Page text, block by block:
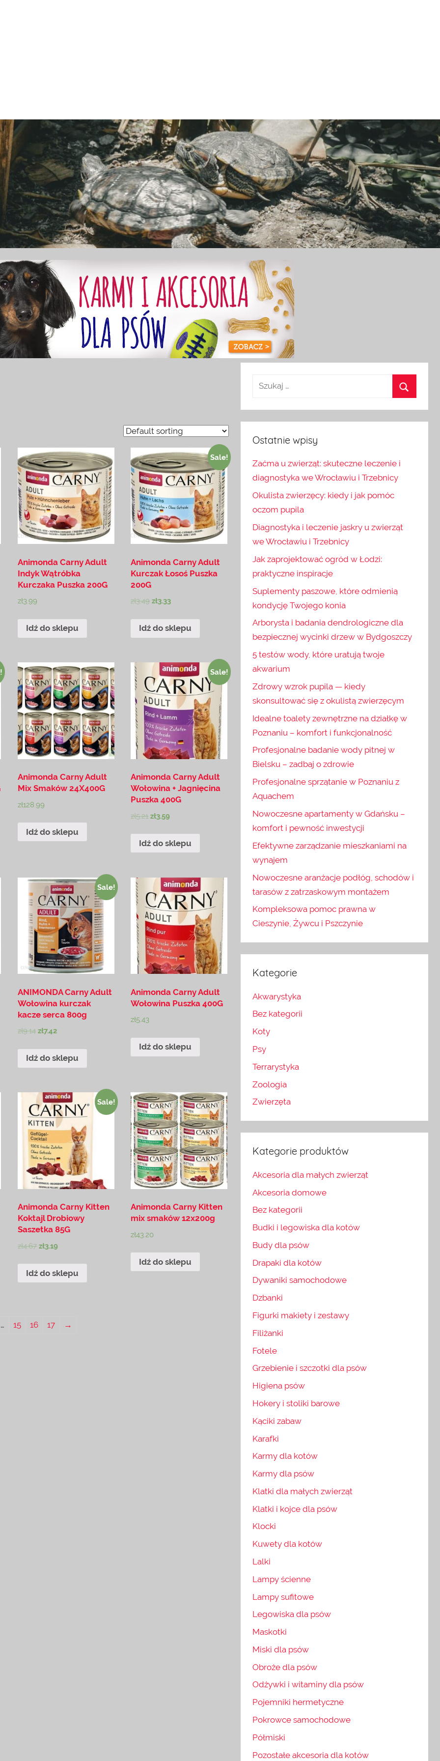
Animonda Carny Adult
Indyk Wątróbka
Kurczaka Puszka 200G
zł3.99
Idź do sklepu
Sale!
Animonda Carny Adult
Kurczak Łosoś Puszka
200G
zł3.49 zł3.33
Idź do sklepu
Animonda Carny Adult
Mix Smaków 24X400G
zł128.99
Idź do sklepu
Sale!
Animonda Carny Adult
Wołowina + Jagnięcina
Puszka 400G
zł5.21 zł3.59
Idź do sklepu
Sale!
ANIMONDA Carny Adult
Wołowina kurczak
kacze serca 800g
zł9.14 zł7.42
Idź do sklepu
Animonda Carny Adult
Wołowina Puszka 400G
zł5.43
Idź do sklepu
Sale!
Animonda Carny Kitten
Koktajl Drobiowy
Saszetka 85G
zł4.67 zł3.19
Idź do sklepu
Animonda Carny Kitten
mix smaków 12x200g
zł43.20
Idź do sklepu
… 15 16 17 →
Ostatnie wpisy
Zaćma u zwierząt: skuteczne leczenie i
diagnostyka we Wrocławiu i Trzebnicy
Okulista zwierzęcy: kiedy i jak pomóc
oczom pupila
Diagnostyka i leczenie jaskry u zwierząt
we Wrocławiu i Trzebnicy
Jak zaprojektować ogród w Łodzi:
praktyczne inspiracje
Suplementy paszowe, które odmienią
kondycję Twojego konia
Arborysta i badania dendrologiczne dla
bezpiecznej wycinki drzew w Bydgoszczy
5 testów wody, które uratują twoje
akwarium
Zdrowy wzrok pupila — kiedy
skonsultować się z okulistą zwierzęcym
Idealne toalety zewnętrzne na działkę w
Poznaniu – komfort i funkcjonalność
Profesjonalne badanie wody pitnej w
Bielsku – zadbaj o zdrowie
Profesjonalne sprzątanie w Poznaniu z
Aquachem
Nowoczesne apartamenty w Gdańsku –
komfort i pewność inwestycji
Efektywne zarządzanie mieszkaniami na
wynajem
Nowoczesne aranżacje podłóg, schodów i
tarasów z zatrzaskowym montażem
Kompleksowa pomoc prawna w
Cieszynie, Żywcu i Pszczynie
Kategorie
Akwarystyka
Bez kategorii
Koty
Psy
Terrarystyka
Zoologia
Zwierzęta
Kategorie produktów
Akcesoria dla małych zwierząt
Akcesoria domowe
Bez kategorii
Budki i legowiska dla kotów
Budy dla psów
Drapaki dla kotów
Dywaniki samochodowe
Dzbanki
Figurki makiety i zestawy
Filiżanki
Fotele
Grzebienie i szczotki dla psów
Higiena psów
Hokery i stoliki barowe
Kąciki zabaw
Karafki
Karmy dla kotów
Karmy dla psów
Klatki dla małych zwierząt
Klatki i kojce dla psów
Klocki
Kuwety dla kotów
Lalki
Lampy ścienne
Lampy sufitowe
Legowiska dla psów
Maskotki
Miski dla psów
Obroże dla psów
Odżywki i witaminy dla psów
Pojemniki hermetyczne
Pokrowce samochodowe
Półmiski
Pozostałe akcesoria dla kotów